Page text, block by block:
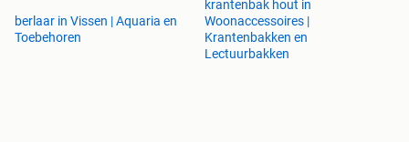
berlaar in Vissen | Aquaria en
Toebehoren
krantenbak hout in
Woonaccessoires |
Krantenbakken en
Lectuurbakken